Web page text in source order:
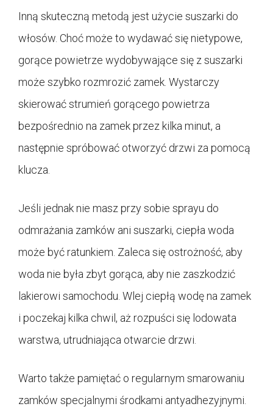
Inną skuteczną metodą jest użycie suszarki do
włosów. Choć może to wydawać się nietypowe,
gorące powietrze wydobywające się z suszarki
może szybko rozmrozić zamek. Wystarczy
skierować strumień gorącego powietrza
bezpośrednio na zamek przez kilka minut, a
następnie spróbować otworzyć drzwi za pomocą
klucza.
Jeśli jednak nie masz przy sobie sprayu do
odmrażania zamków ani suszarki, ciepła woda
może być ratunkiem. Zaleca się ostrożność, aby
woda nie była zbyt gorąca, aby nie zaszkodzić
lakierowi samochodu. Wlej ciepłą wodę na zamek
i poczekaj kilka chwil, aż rozpuści się lodowata
warstwa, utrudniająca otwarcie drzwi.
Warto także pamiętać o regularnym smarowaniu
zamków specjalnymi środkami antyadhezyjnymi.